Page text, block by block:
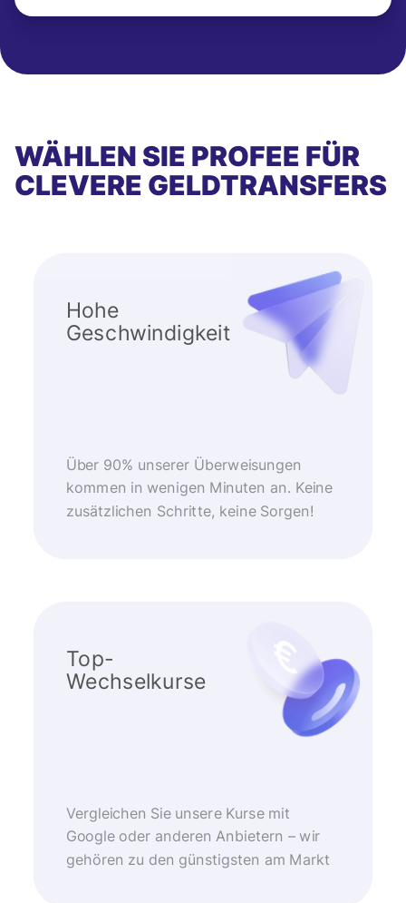
WÄHLEN SIE PROFEE FÜR
CLEVERE GELDTRANSFERS
Hohe
Geschwindigkeit
Über 90% unserer Überweisungen
kommen in wenigen Minuten an. Keine
zusätzlichen Schritte, keine Sorgen!
Top-
Wechselkurse
Vergleichen Sie unsere Kurse mit
Google oder anderen Anbietern – wir
gehören zu den günstigsten am Markt